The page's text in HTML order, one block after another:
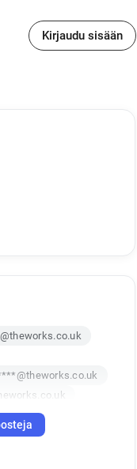
Kirjaudu sisään